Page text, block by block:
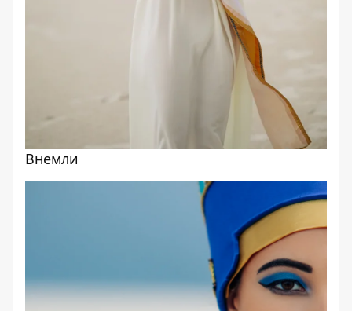
Внемли